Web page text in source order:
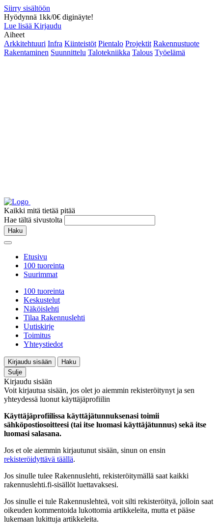
Siirry sisältöön
Hyödynnä 1kk/0€ diginäyte!
Lue lisää Kirjaudu
Aiheet
Arkkitehtuuri Infra Kiinteistöt Pientalo Projektit Rakennustuote
Rakentaminen Suunnittelu Talotekniikka Talous Työelämä
Kaikki mitä tietää pitää
Hae tältä sivustolta
Haku
Etusivu
100 tuoreinta
Suurimmat
100 tuoreinta
Keskustelut
Näköislehti
Tilaa Rakennuslehti
Uutiskirje
Toimitus
Yhteystiedot
Kirjaudu sisään
Haku
Sulje
Kirjaudu sisään
Voit kirjautua sisään, jos olet jo aiemmin rekisteröitynyt ja sen
yhteydessä luonut käyttäjäprofiilin
Käyttäjäprofiilissa käyttäjätunnuksenasi toimii
sähköpostiosoitteesi (tai itse luomasi käyttäjätunnus) sekä itse
luomasi salasana.
Jos et ole aiemmin kirjautunut sisään, sinun on ensin
rekisteröidyttävä täällä.
Jos sinulle tulee Rakennuslehti, rekisteröitymällä saat kaikki
rakennuslehti.fi-sisällöt luettavaksesi.
Jos sinulle ei tule Rakennuslehteä, voit silti rekisteröityä, jolloin saat
oikeuden kommentoida lukottomia artikkeleita, mutta et pääse
lukemaan lukittuja artikkeleita.